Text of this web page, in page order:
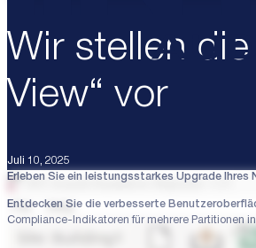
Wir stellen
View“ vor
Juli 10, 2025
Erleben Sie ein leistungsstarkes Upgrade
Entdecken Sie die verbesserte
Compliance-Indikatoren für mehrere Partitionen